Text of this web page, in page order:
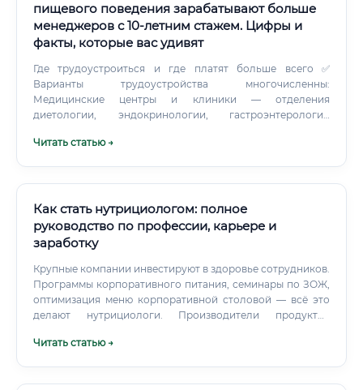
пищевого поведения зарабатывают больше
менеджеров с 10-летним стажем. Цифры и
факты, которые вас удивят
Где трудоустроиться и где платят больше всего ✅
Варианты трудоустройства многочисленны:
Медицинские центры и клиники — отделения
диетологии, эндокринологии, гастроэнтерологии
нутрициолога-консультанта Санатории и спа-курорты —
практика — онлайн и офлайн Образовательные
платформы — создание и продажа собственных курсов
Где платят больше всего: сравнение регионов и
форматов ⚠️ Ключевой вывод: онлайн-формат полностью
нивелирует региональные ограничения. Специалист из
небольшого города, работающий онлайн, может
зарабатывать в разы больше своего коллеги,
трудоустроенного в местную клинику.
Читать статью →
Как стать нутрициологом: полное
руководство по профессии, карьере и
заработку
Крупные компании инвестируют в здоровье сотрудников.
Программы корпоративного питания, семинары по ЗОЖ,
оптимизация меню корпоративной столовой — всё это
делают нутрициологи. Производители продуктов
рецептур, маркировки продуктов, создания здоровых
Читать статью →